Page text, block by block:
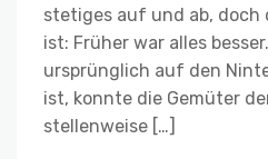
stetiges auf und ab, doch
ist: Früher war alles
ursprünglich auf den
ist, konnte die Gemüter
stellenweise […]